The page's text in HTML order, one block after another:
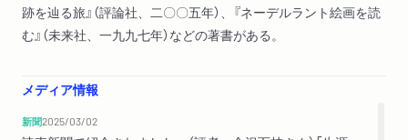
跡を辿る旅』（評論社、二〇〇五年）、『ネーデルラント絵画を読
む』（未来社、一九九七年）などの著書がある。
メディア情報
新聞2025/03/02